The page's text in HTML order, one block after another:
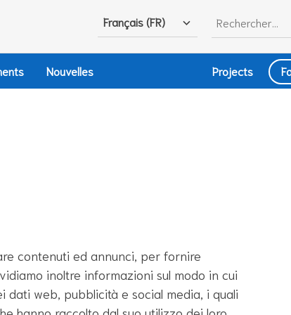
Rechercher :
Français (FR)
Nouvelles Projects
contenuti ed annunci, per fornire
inoltre informazioni sul modo in cui
web, pubblicità e social media, i quali